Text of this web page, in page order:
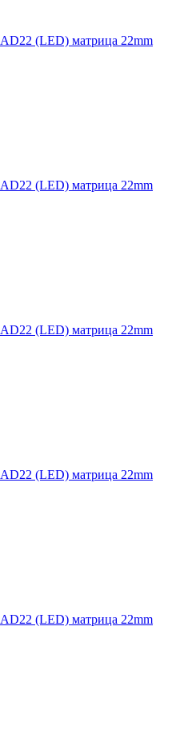
(LED) матрица 22mm
(LED) матрица 22mm
(LED) матрица 22mm
(LED) матрица 22mm
(LED) матрица 22mm